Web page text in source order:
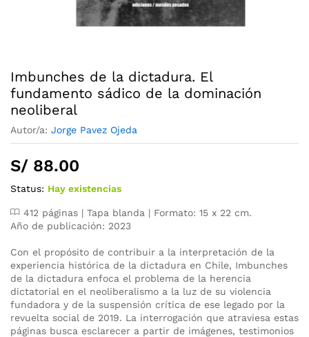
Imbunches de la dictadura. El
fundamento sádico de la dominación
neoliberal
Autor/a: Jorge Pavez Ojeda
S/ 88.00
Status: Hay existencias
412 páginas | Tapa blanda | Formato: 15 x 22 cm.
Año de publicación: 2023
Con el propósito de contribuir a la interpretación de la
experiencia histórica de la dictadura en Chile, Imbunches
de la dictadura enfoca el problema de la herencia
dictatorial en el neoliberalismo a la luz de su violencia
fundadora y de la suspensión crítica de ese legado por la
revuelta social de 2019. La interrogación que atraviesa estas
páginas busca esclarecer a partir de imágenes, testimonios